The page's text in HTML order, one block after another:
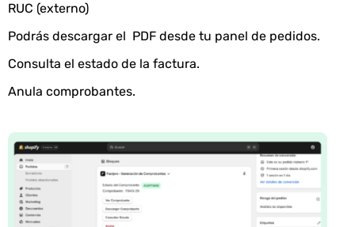
RUC (externo)
Podrás descargar el PDF desde tu panel de pedidos.
Consulta el estado de la factura.
Anula comprobantes.